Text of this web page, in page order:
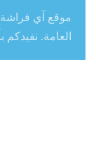
موقع آي فراشة
العامة.